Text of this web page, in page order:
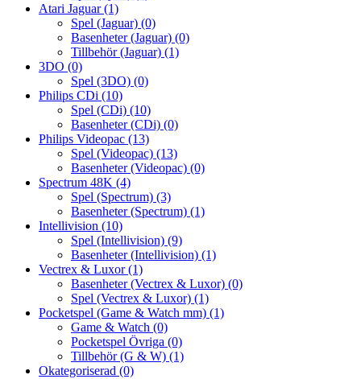
Atari Jaguar(1)
Spel (Jaguar) (0)
Basenheter (Jaguar) (0)
Tillbehör (Jaguar) (1)
3DO (0)
Spel (3DO) (0)
Philips CDi (10)
Spel (CDi) (10)
Basenheter (CDi) (0)
Philips Videopac (13)
Spel (Videopac) (13)
Basenheter (Videopac) (0)
Spectrum 48K (4)
Spel (Spectrum) (3)
Basenheter (Spectrum) (1)
Intellivision (10)
Spel (Intellivision) (9)
Basenheter (Intellivision) (1)
Vectrex & Luxor(1)
Basenheter (Vectrex & Luxor) (0)
Spel (Vectrex & Luxor) (1)
Pocketspel (Game & Watch mm) (1)
Game & Watch (0)
Pocketspel Övriga (0)
Tillbehör (G & W) (1)
Okategoriserad (0)